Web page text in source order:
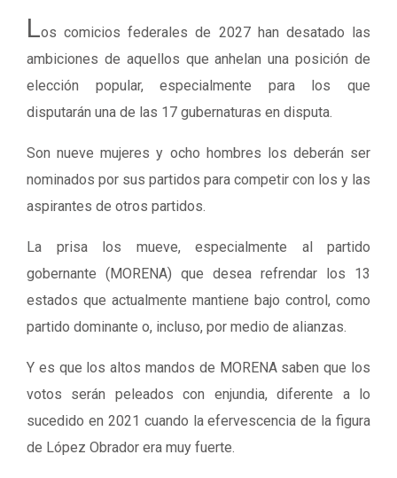
Los comicios federales de 2027 han desatado las
ambiciones de aquellos que anhelan una posición de
elección popular, especialmente para los que
disputarán una de las 17 gubernaturas en disputa.
Son nueve mujeres y ocho hombres los deberán ser
nominados por sus partidos para competir con los y las
aspirantes de otros partidos.
La prisa los mueve, especialmente al partido
gobernante (MORENA) que desea refrendar los 13
estados que actualmente mantiene bajo control, como
partido dominante o, incluso, por medio de alianzas.
Y es que los altos mandos de MORENA saben que los
votos serán peleados con enjundia, diferente a lo
sucedido en 2021 cuando la efervescencia de la figura
de López Obrador era muy fuerte.